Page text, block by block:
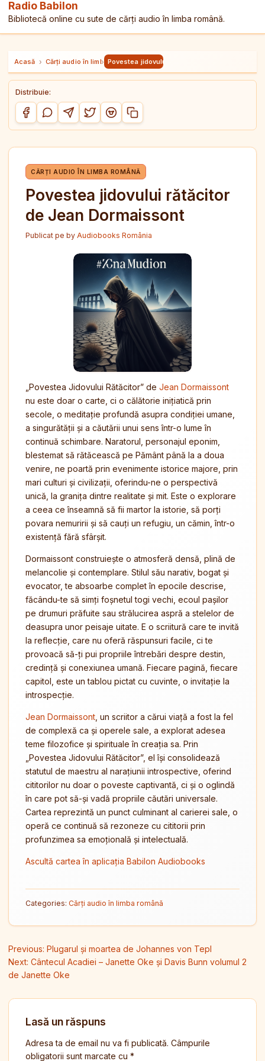
Radio Babilon
Bibliotecă online cu sute de cărți audio în limba română.
Acasă › Cărți audio în limba română
› Povestea jidovului rătăcitor de Jean
Distribuie:
Distribuie pe Facebook
Distribuie pe WhatsApp
Distribuie pe Telegram
Distribuie pe Twitter/X
Distribuie pe Reddit
Copiază link-ul
CĂRȚI AUDIO ÎN LIMBA ROMÂNĂ
Povestea jidovului rătăcitor
de Jean Dormaissont
Publicat pe by Audiobooks România
„Povestea Jidovului Rătăcitor” de Jean Dormaissont
nu este doar o carte, ci o călătorie inițiatică prin
secole, o meditație profundă asupra condiției umane,
a singurătății și a căutării unui sens într-o lume în
continuă schimbare. Naratorul, personajul eponim,
blestemat să rătăcească pe Pământ până la a doua
venire, ne poartă prin evenimente istorice majore, prin
mari culturi și civilizații, oferindu-ne o perspectivă
unică, la granița dintre realitate și mit. Este o explorare
a ceea ce înseamnă să fii martor la istorie, să porți
povara nemuririi și să cauți un refugiu, un cămin, într-o
existență fără sfârșit.
Dormaissont construiește o atmosferă densă, plină de
melancolie și contemplare. Stilul său narativ, bogat și
evocator, te absoarbe complet în epocile descrise,
făcându-te să simți foșnetul togi vechi, ecoul pașilor
pe drumuri prăfuite sau strălucirea aspră a stelelor de
deasupra unor peisaje uitate. E o scriitură care te invită
la reflecție, care nu oferă răspunsuri facile, ci te
provoacă să-ți pui propriile întrebări despre destin,
credință și conexiunea umană. Fiecare pagină, fiecare
capitol, este un tablou pictat cu cuvinte, o invitație la
introspecție.
Jean Dormaissont , un scriitor a cărui viață a fost la fel
de complexă ca și operele sale, a explorat adesea
teme filozofice și spirituale în creația sa. Prin
„Povestea Jidovului Rătăcitor”, el își consolidează
statutul de maestru al narațiunii introspective, oferind
cititorilor nu doar o poveste captivantă, ci și o oglindă
în care pot să-și vadă propriile căutări universale.
Cartea reprezintă un punct culminant al carierei sale, o
operă ce continuă să rezoneze cu cititorii prin
profunzimea sa emoțională și intelectuală.
Ascultă cartea în aplicația Babilon Audiobooks
Categories: Cărți audio în limba română
Navigare în articole
Previous: Plugarul și moartea de Johannes von Tepl
Next: Cântecul Acadiei – Janette Oke și Davis Bunn volumul 2
de Janette Oke
Lasă un răspuns
Adresa ta de email nu va fi publicată. Câmpurile
obligatorii sunt marcate cu *